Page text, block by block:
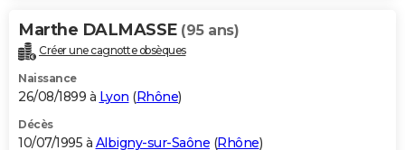
Marthe DALMASSE (95 ans)
Créer une cagnotte obsèques
Naissance
26/08/1899 à Lyon (Rhône)
Décès
10/07/1995 à Albigny-sur-Saône (Rhône)